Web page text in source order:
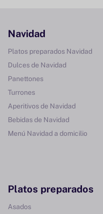
Navidad
Platos preparados Navidad
Dulces de Navidad
Panettones
Turrones
Aperitivos de Navidad
Bebidas de Navidad
Menú Navidad a domicilio
Platos preparados
Asados